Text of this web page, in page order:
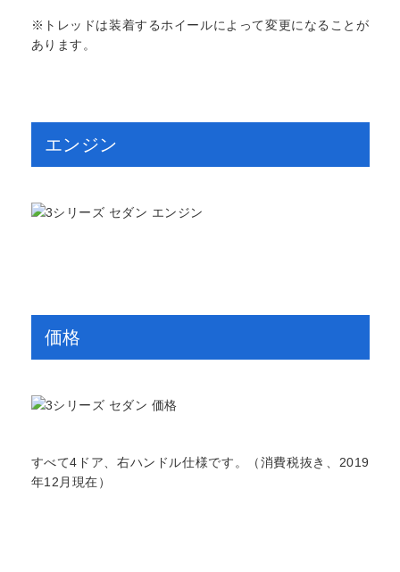
※トレッドは装着するホイールによって変更になることが
あります。
エンジン
価格
すべて4ドア、右ハンドル仕様です。（消費税抜き、2019
年12月現在）